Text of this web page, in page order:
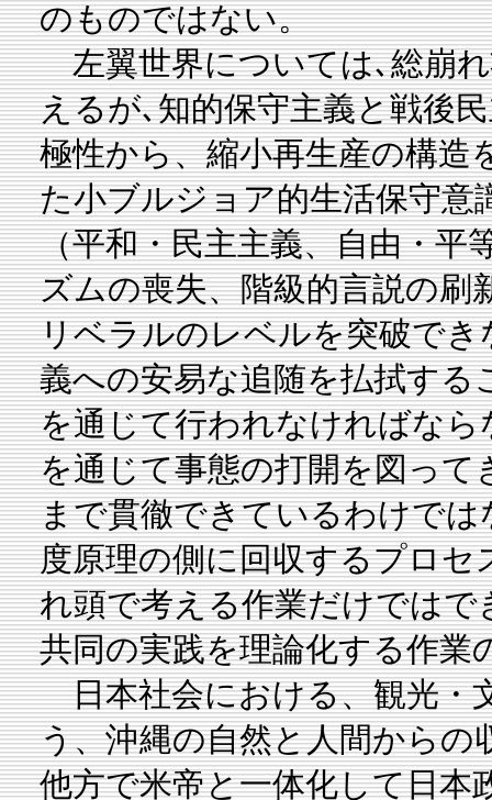
のものではない。
左翼世界については､総崩れ
えるが､知的保守主義と戦後
極性から、縮小再生産の構造
た小ブルジョア的生活保守
（平和・民主主義、自由・平
ズムの喪失、階級的言説の刷
リベラルのレベルを突破で
義への安易な追随を払拭する
を通じて行われなければな
を通じて事態の打開を図って
まで貫徹できているわけでは
度原理の側に回収するプロ
れ頭で考える作業だけではで
共同の実践を理論化する作業
日本社会における、観光・
う、沖縄の自然と人間からの
他方で米帝と一体化して日本